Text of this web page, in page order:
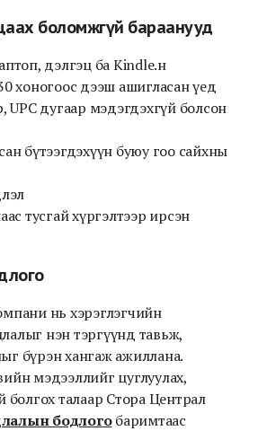
боломжгүй бараанууд
дэлгэц ба Kindle.н
хоногоос дээш ашигласан үед
UPC дугаар мэдэгдэхгүй болсон
бүтээгдэхүүн буюу гоо сайхны
тусгай хүргэлтээр ирсэн
нь хэрэглэгчийн
нэн тэргүүнд тавьж,
бүрэн хангаж ажиллана.
мэдээллийг цуглуулах,
болгох талаар Стора Централ
бодлогобаримтаас